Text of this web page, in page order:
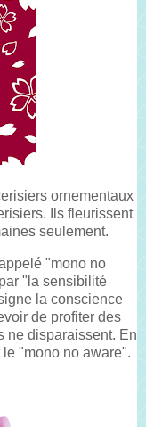
ornementaux
Ils fleurissent
seulement.
"mono no
"la sensibilité
la conscience
de profiter des
ne disparaissent. En
"mono no aware".